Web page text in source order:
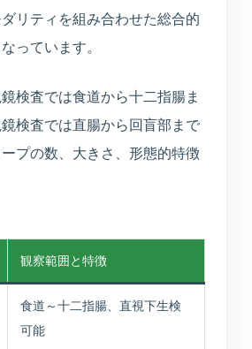
リティを組み合わせた総合的
っています。
検査では食道から十二指腸ま
検査では直腸から回盲部まで
プの数、大きさ、形態的特徴
観察範囲と特徴
食道～十二指腸、直視下生検
可能